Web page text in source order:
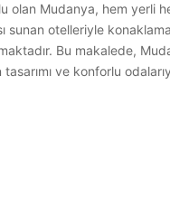
olan Mudanya, hem yerli
otelleriyle
Bu makalede,
ve konforlu